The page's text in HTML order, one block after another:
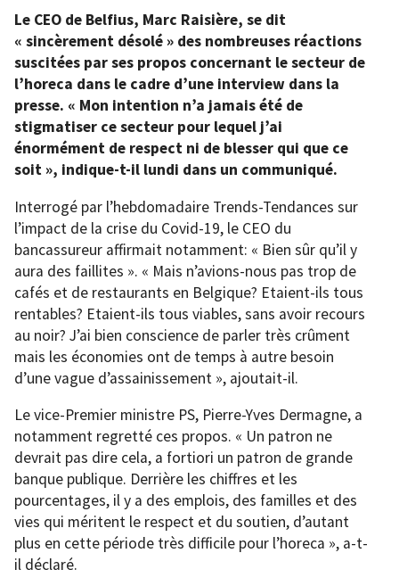
Le CEO de Belfius, Marc Raisière, se dit
« sincèrement désolé » des nombreuses réactions
suscitées par ses propos concernant le secteur de
l’horeca dans le cadre d’une interview dans la
presse. « Mon intention n’a jamais été de
stigmatiser ce secteur pour lequel j’ai
énormément de respect ni de blesser qui que ce
soit », indique-t-il lundi dans un communiqué.
Interrogé par l’hebdomadaire Trends-Tendances sur
l’impact de la crise du Covid-19, le CEO du
bancassureur affirmait notamment: « Bien sûr qu’il y
aura des faillites ». « Mais n’avions-nous pas trop de
cafés et de restaurants en Belgique? Etaient-ils tous
rentables? Etaient-ils tous viables, sans avoir recours
au noir? J’ai bien conscience de parler très crûment
mais les économies ont de temps à autre besoin
d’une vague d’assainissement », ajoutait-il.
Le vice-Premier ministre PS, Pierre-Yves Dermagne, a
notamment regretté ces propos. « Un patron ne
devrait pas dire cela, a fortiori un patron de grande
banque publique. Derrière les chiffres et les
pourcentages, il y a des emplois, des familles et des
vies qui méritent le respect et du soutien, d’autant
plus en cette période très difficile pour l’horeca », a-t-
il déclaré.